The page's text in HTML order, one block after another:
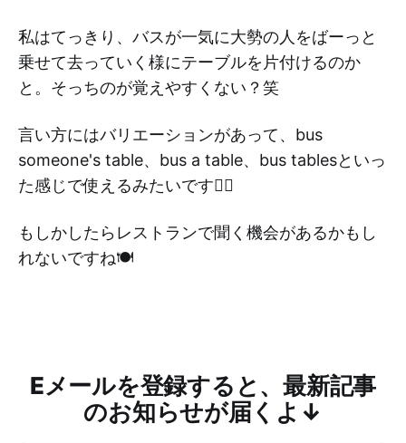
私はてっきり、バスが一気に大勢の人をばーっと
乗せて去っていく様にテーブルを片付けるのか
と。そっちのが覚えやすくない？笑
言い方にはバリエーションがあって、bus
someone's table、bus a table、bus tablesといっ
た感じで使えるみたいです👍🏻
もしかしたらレストランで聞く機会があるかもし
れないですね🍽
Eメールを登録すると、最新記事
のお知らせが届くよ↓